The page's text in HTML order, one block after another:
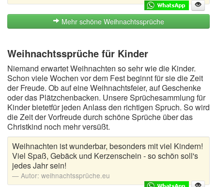
Mehr schöne Weihnachtssprüche
Weihnachtssprüche für Kinder
Niemand erwartet Weihnachten so sehr wie die Kinder.
Schon viele Wochen vor dem Fest beginnt für sie die Zeit
der Freude. Ob auf eine Weihnachtsfeier, auf Geschenke
oder das Plätzchenbacken. Unsere Sprüchesammlung für
Kinder bietetfür jeden Anlass den richtigen Spruch. So wird
die Zeit der Vorfreude durch schöne Sprüche über das
Christkind noch mehr versüßt.
Weihnachten ist wunderbar, besonders mit viel Kindern!
Viel Spaß, Gebäck und Kerzenschein - so schön soll's
jedes Jahr sein!
Autor: weihnachtssprüche.eu